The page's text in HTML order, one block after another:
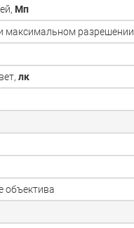
Мп
максимальном разрешении
лк
объектива